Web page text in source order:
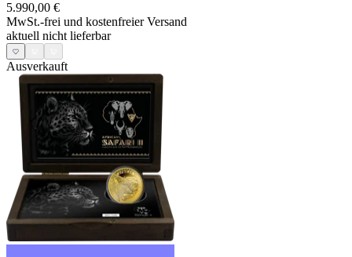
5.990,00 €
MwSt.-frei und kostenfreier Versand
aktuell nicht lieferbar
Ausverkauft